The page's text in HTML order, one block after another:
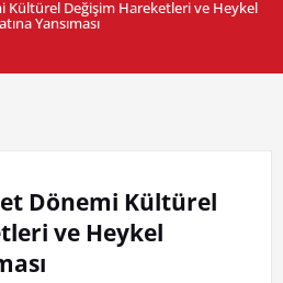
Kültürel Değişim Hareketleri ve Heykel
Yansıması
Dönemi Kültürel
ve Heykel